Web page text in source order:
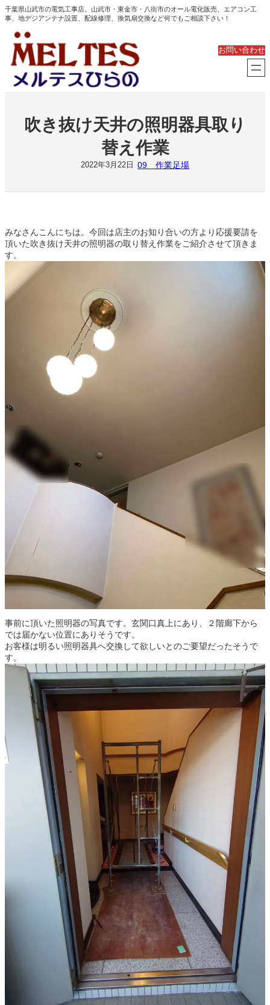
内
容
ッ
千葉県山武市の電気工事店。山武市・東金市・八街市のオール電化販売、エアコン工
事、地デジアンテナ設置、配線修理、換気扇交換など何でもご相談下さい！
お問い合わせ
吹き抜け天井の照明器具取り
替え作業
2022年3月22日 09 作業足場
みなさんこんにちは。今回は店主のお知り合いの方より応援要請を
頂いた吹き抜け天井の照明器の取り替え作業をご紹介させて頂きま
す。
事前に頂いた照明器の写真です。玄関口真上にあり、２階廊下から
では届かない位置にありそうです。
お客様は明るい照明器具へ交換して欲しいとのご要望だったそうで
す。